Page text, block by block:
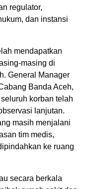
regulator,
dan instansi
mendapatkan
masing di
General Manager
Banda Aceh,
korban telah
lanjutan.
masih menjalani
tim medis,
ke ruang
secara berkala